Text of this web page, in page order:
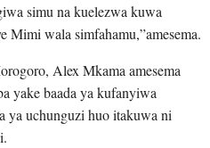
simu na kuelezwa kuwa
Mimi wala simfahamu,”amesema.
Alex Mkama amesema
yake baada ya kufanyiwa
ya uchunguzi huo itakuwa ni